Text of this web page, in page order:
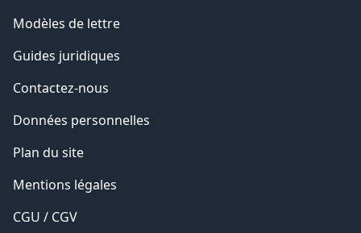
Modèles de lettre
Guides juridiques
Contactez-nous
Données personnelles
Plan du site
Mentions légales
CGU / CGV